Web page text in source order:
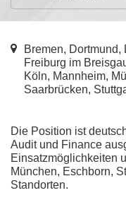
Bremen,
Freiburg im
Köln, Mannheim,
Saarbrücken,
Die Position ist
Audit und Finance
Einsatzmöglichkeiten
München, Eschborn,
Standorten.